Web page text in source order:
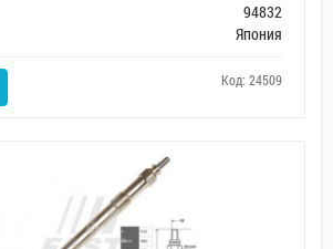
94832
Япония
Код: 24509